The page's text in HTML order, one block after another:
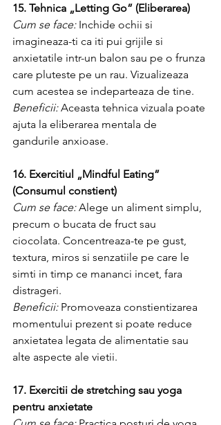
15. Tehnica „Letting Go” (Eliberarea)
Cum se face: Inchide ochii si
imagineaza-ti ca iti pui grijile si
anxietatile intr-un balon sau pe o frunza
care pluteste pe un rau. Vizualizeaza
cum acestea se indeparteaza de tine.
Beneficii: Aceasta tehnica vizuala poate
ajuta la eliberarea mentala de
gandurile anxioase.
16. Exercitiul „Mindful Eating”
(Consumul constient)
Cum se face: Alege un aliment simplu,
precum o bucata de fruct sau
ciocolata. Concentreaza-te pe gust,
textura, miros si senzatiile pe care le
simti in timp ce mananci incet, fara
distrageri.
Beneficii: Promoveaza constientizarea
momentului prezent si poate reduce
anxietatea legata de alimentatie sau
alte aspecte ale vietii.
17. Exercitii de stretching sau yoga
pentru anxietate